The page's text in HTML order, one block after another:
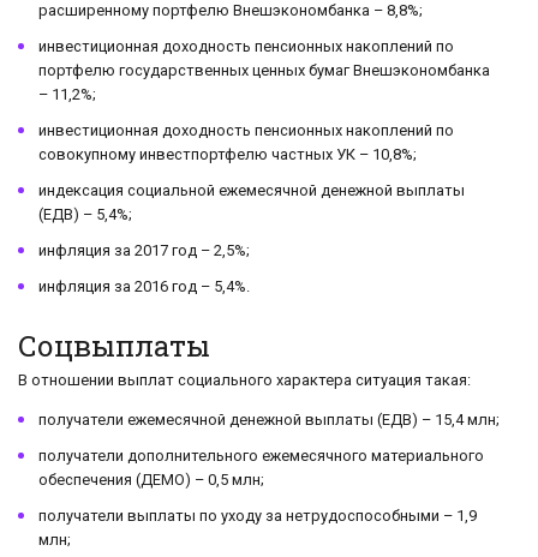
расширенному портфелю Внешэкономбанка – 8,8%;
инвестиционная доходность пенсионных накоплений по
портфелю государственных ценных бумаг Внешэкономбанка
– 11,2%;
инвестиционная доходность пенсионных накоплений по
совокупному инвестпортфелю частных УК – 10,8%;
индексация социальной ежемесячной денежной выплаты
(ЕДВ) – 5,4%;
инфляция за 2017 год – 2,5%;
инфляция за 2016 год – 5,4%.
Соцвыплаты
В отношении выплат социального характера ситуация такая:
получатели ежемесячной денежной выплаты (ЕДВ) – 15,4 млн;
получатели дополнительного ежемесячного материального
обеспечения (ДЕМО) – 0,5 млн;
получатели выплаты по уходу за нетрудоспособными – 1,9
млн;